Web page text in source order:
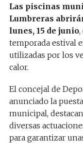
Las piscinas
Lumbreras
lunes, 15 de junio,
temporada estival
utilizadas por los
calor.
El concejal de
anunciado la
municipal,
diversas
para garantizar